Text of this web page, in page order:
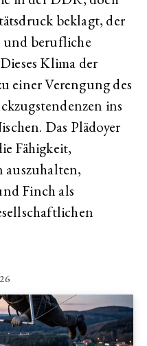
beklagt, der
und berufliche
Klima der
einer Verengung des
ins
Das Plädoyer
Fähigkeit,
auszuhalten,
Finch als